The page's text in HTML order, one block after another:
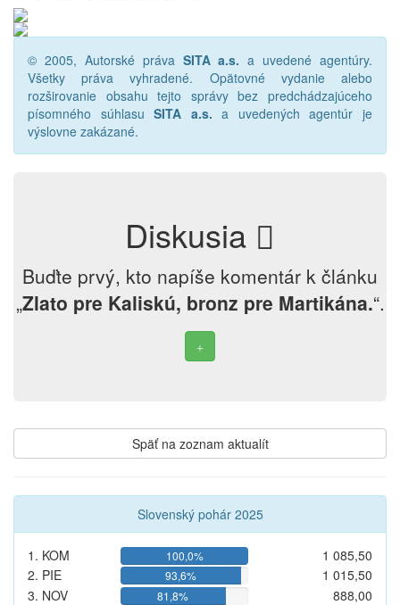
© 2005, Autorské práva SITA a.s. a uvedené agentúry.
Všetky práva vyhradené. Opätovné vydanie alebo
rozširovanie obsahu tejto správy bez predchádzajúceho
písomného súhlasuSITA a.s. a uvedených agentúr je
výslovne zakázané.
Diskusia
Buďte prvý, kto napíše komentár k článku
„Zlato pre Kaliskú, bronz pre Martikána.“.
Späť na zoznam aktualít
Slovenský pohár 2025
1. KOM 100,0%
1 085,50
2. PIE
93,6%
1 015,50
3. NOV
81,8%
888,00